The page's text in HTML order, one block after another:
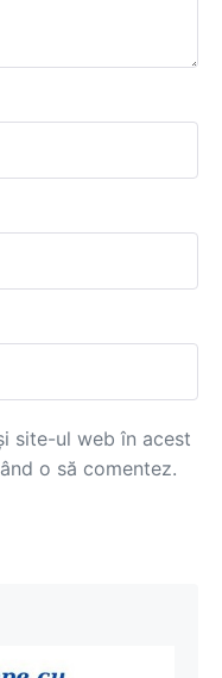
site-ul web în acest
o să comentez.